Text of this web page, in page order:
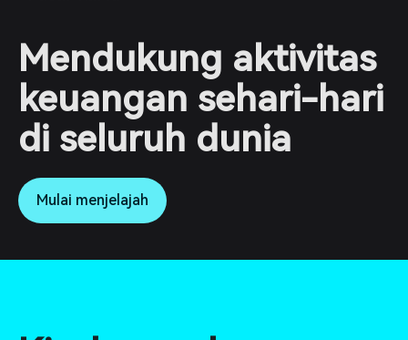
Mendukung aktivitas
keuangan sehari-hari
di seluruh dunia
Mulai menjelajah